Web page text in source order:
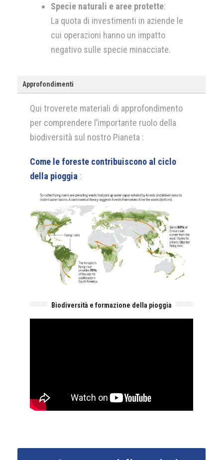
Specie naturali e aree protette:
La quota di investimenti in aziende le
cui operazioni hanno un impatto
negativo sulle specie minacciate.
Approfondimenti
Qui troverete materiali di approfondimento
per comprendere l’importante ruolo della
biodiversità sul nostro Pianeta :
Come le foreste contribuiscono al ciclo
della pioggia :
Biodiversità e formazione della pioggia